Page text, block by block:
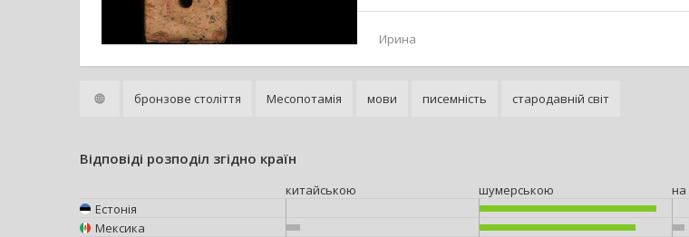
Ирина
бронзове століття Месопотамія мови писемність стародавній світ
Відповіді розподіл згідно країн
китайською шумерською на
Естонія
Мексика